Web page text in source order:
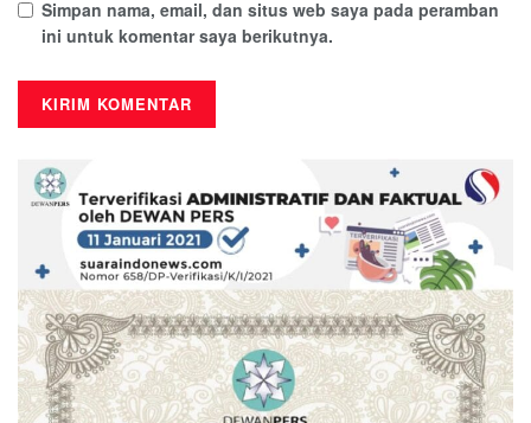
Simpan nama, email, dan situs web saya pada peramban
ini untuk komentar saya berikutnya.